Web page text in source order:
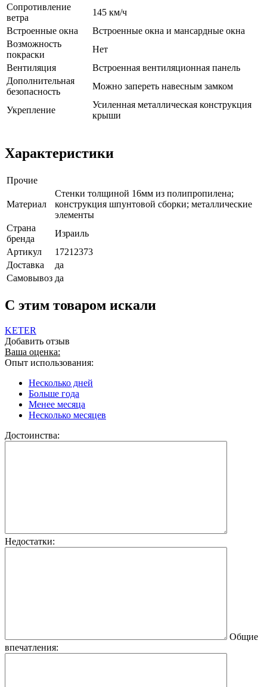
Сопротивление
ветра
145 км/ч
Встроенные окна
Встроенные окна и мансардные окна
Возможность
покраски
Нет
Вентиляция
Встроенная вентиляционная панель
Дополнительная
безопасность
Можно запереть навесным замком
Укрепление
Усиленная металлическая конструкция
крыши
Характеристики
Прочие
Материал
Стенки толщиной 16мм из полипропилена;
конструкция шпунтовой сборки; металлические
элементы
Страна
бренда
Израиль
Артикул
17212373
Доставка
да
Самовывоз да
C этим товаром искали
KETER
Добавить отзыв
Ваша оценка:
Опыт использования:
Несколько дней
Больше года
Менее месяца
Несколько месяцев
Достоинства:
Недостатки:
Общие
впечатления: